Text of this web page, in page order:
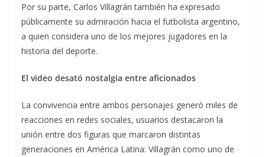
Por su parte, Carlos Villagrán también ha expresado
públicamente su admiración hacia el futbolista argentino,
a quien considera uno de los mejores jugadores en la
historia del deporte.
El video desató nostalgia entre aficionados
La convivencia entre ambos personajes generó miles de
reacciones en redes sociales, usuarios destacaron la
unión entre dos figuras que marcaron distintas
generaciones en América Latina: Villagrán como uno de